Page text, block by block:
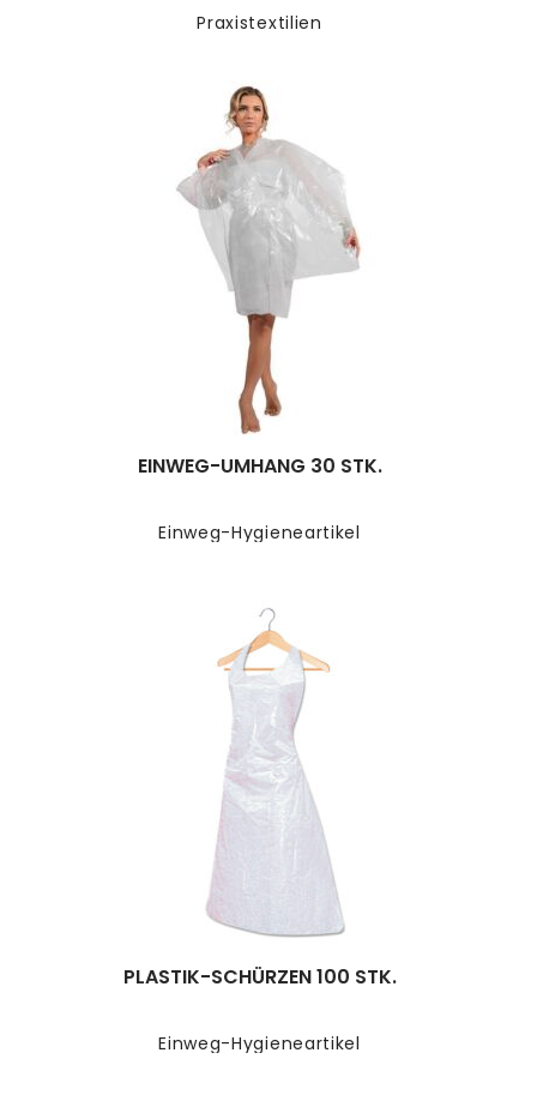
Praxistextilien
Einweg-Hygieneartikel
EINWEG-UMHANG 30 STK.
Einweg-Hygieneartikel
PLASTIK-SCHÜRZEN 100 STK.